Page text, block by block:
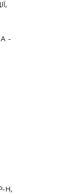
-
Н,